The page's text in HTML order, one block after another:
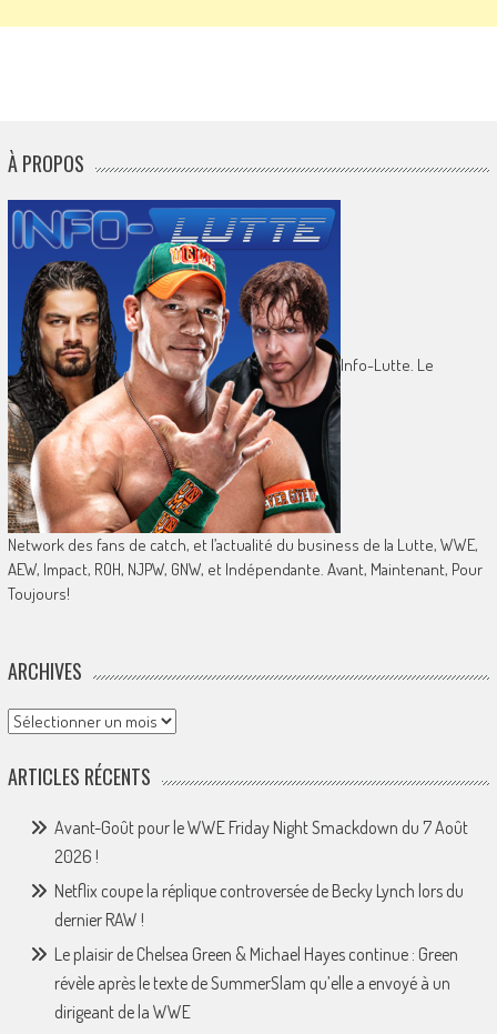
À PROPOS
Info-Lutte. Le
Network des fans de catch, et l’actualité du business de la Lutte, WWE,
AEW, Impact, ROH, NJPW, GNW, et Indépendante. Avant, Maintenant, Pour
Toujours!
ARCHIVES
Archives
ARTICLES RÉCENTS
Avant-Goût pour le WWE Friday Night Smackdown du 7 Août
2026 !
Netflix coupe la réplique controversée de Becky Lynch lors du
dernier RAW !
Le plaisir de Chelsea Green & Michael Hayes continue : Green
révèle après le texte de SummerSlam qu’elle a envoyé à un
dirigeant de la WWE